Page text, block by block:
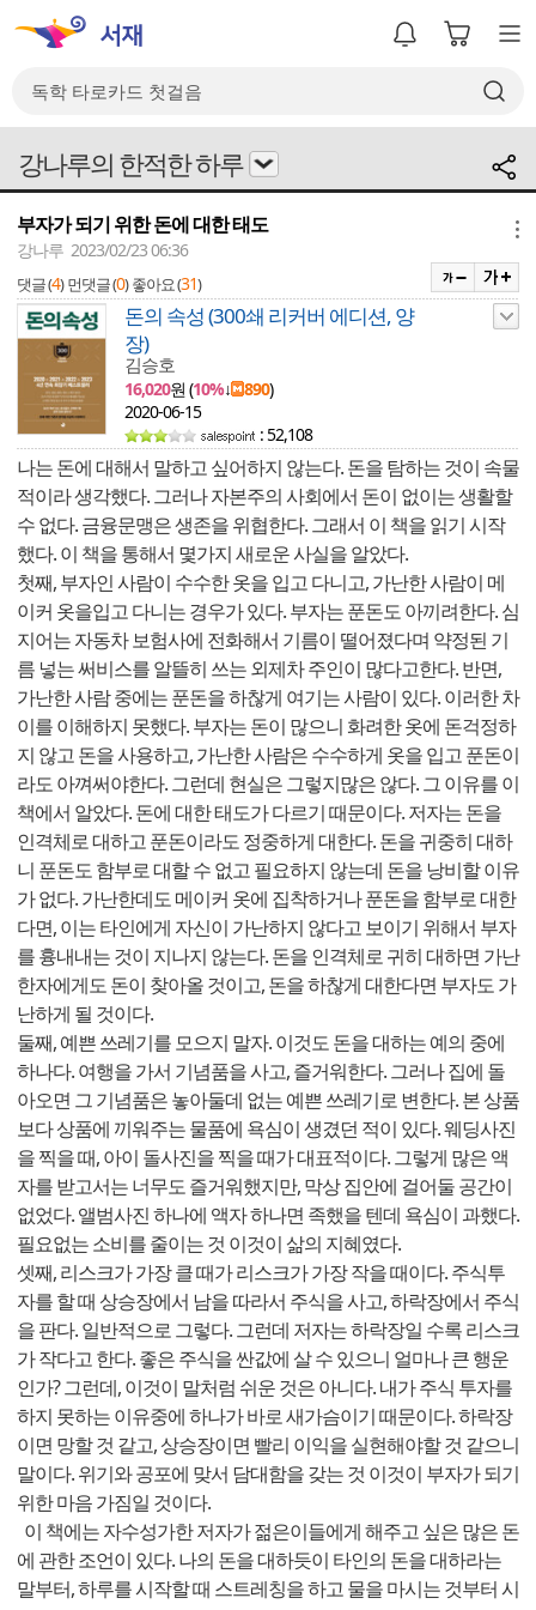
강나루의 한적한 하루
부자가 되기 위한 돈에 대한 태도
강나루 2023/02/23 06:36
댓글 (4) 먼댓글 (0) 좋아요 (31)
돈의 속성 (300쇄 리커버 에디션, 양
장)
김승호
16,020원 (10%↓ 890)
2020-06-15
: 52,108
나는 돈에 대해서 말하고 싶어하지 않는다. 돈을 탐하는 것이 속물
적이라 생각했다. 그러나 자본주의 사회에서 돈이 없이는 생활할
수 없다. 금융문맹은 생존을 위협한다. 그래서 이 책을 읽기 시작
했다. 이 책을 통해서 몇가지 새로운 사실을 알았다.
첫째, 부자인 사람이 수수한 옷을 입고 다니고, 가난한 사람이 메
이커 옷을입고 다니는 경우가 있다. 부자는 푼돈도 아끼려한다. 심
지어는 자동차 보험사에 전화해서 기름이 떨어졌다며 약정된 기
름 넣는 써비스를 알뜰히 쓰는 외제차 주인이 많다고한다. 반면,
가난한 사람 중에는 푼돈을 하찮게 여기는 사람이 있다. 이러한 차
이를 이해하지 못했다. 부자는 돈이 많으니 화려한 옷에 돈걱정하
지 않고 돈을 사용하고, 가난한 사람은 수수하게 옷을 입고 푼돈이
라도 아껴써야한다. 그런데 현실은 그렇지많은 않다. 그 이유를 이
책에서 알았다. 돈에 대한 태도가 다르기 때문이다. 저자는 돈을
인격체로 대하고 푼돈이라도 정중하게 대한다. 돈을 귀중히 대하
니 푼돈도 함부로 대할 수 없고 필요하지 않는데 돈을 낭비할 이유
가 없다. 가난한데도 메이커 옷에 집착하거나 푼돈을 함부로 대한
다면, 이는 타인에게 자신이 가난하지 않다고 보이기 위해서 부자
를 흉내내는 것이 지나지 않는다. 돈을 인격체로 귀히 대하면 가난
한자에게도 돈이 찾아올 것이고, 돈을 하찮게 대한다면 부자도 가
난하게 될 것이다.
둘째, 예쁜 쓰레기를 모으지 말자. 이것도 돈을 대하는 예의 중에
하나다. 여행을 가서 기념품을 사고, 즐거워한다. 그러나 집에 돌
아오면 그 기념품은 놓아둘데 없는 예쁜 쓰레기로 변한다. 본 상품
보다 상품에 끼워주는 물품에 욕심이 생겼던 적이 있다. 웨딩사진
을 찍을 때, 아이 돌사진을 찍을 때가 대표적이다. 그렇게 많은 액
자를 받고서는 너무도 즐거워했지만, 막상 집안에 걸어둘 공간이
없었다. 앨범사진 하나에 액자 하나면 족했을 텐데 욕심이 과했다.
필요없는 소비를 줄이는 것 이것이 삶의 지혜였다.
셋째, 리스크가 가장 클 때가 리스크가 가장 작을 때이다. 주식투
자를 할 때 상승장에서 남을 따라서 주식을 사고, 하락장에서 주식
을 판다. 일반적으로 그렇다. 그런데 저자는 하락장일 수록 리스크
가 작다고 한다. 좋은 주식을 싼값에 살 수 있으니 얼마나 큰 행운
인가? 그런데, 이것이 말처럼 쉬운 것은 아니다. 내가 주식 투자를
하지 못하는 이유중에 하나가 바로 새가슴이기 때문이다. 하락장
이면 망할 것 같고, 상승장이면 빨리 이익을 실현해야할 것 같으니
말이다. 위기와 공포에 맞서 담대함을 갖는 것 이것이 부자가 되기
위한 마음 가짐일 것이다.
이 책에는 자수성가한 저자가 젊은이들에게 해주고 싶은 많은 돈
에 관한 조언이 있다. 나의 돈을 대하듯이 타인의 돈을 대하라는
말부터, 하루를 시작할 때 스트레칭을 하고 물을 마시는 것부터 시